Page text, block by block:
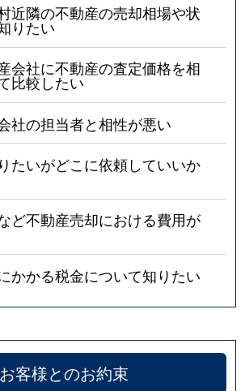
近隣の不動産の売却相場や状
りたい
会社に不動産の査定価格を相
比較したい
社の担当者と相性が悪い
たいがどこに依頼していいか
ど不動産売却における費用が
かかる税金について知りたい
お客様とのお約束